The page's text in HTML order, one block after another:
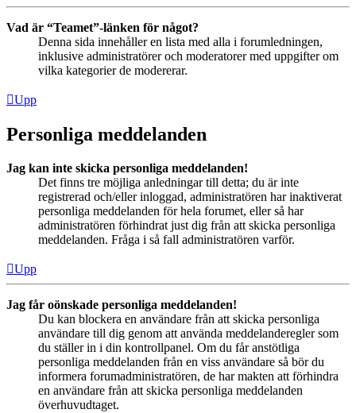
Vad är “Teamet”-länken för något?
Denna sida innehåller en lista med alla i forumledningen,
inklusive administratörer och moderatorer med uppgifter om
vilka kategorier de modererar.
Upp
Personliga meddelanden
Jag kan inte skicka personliga meddelanden!
Det finns tre möjliga anledningar till detta; du är inte
registrerad och/eller inloggad, administratören har inaktiverat
personliga meddelanden för hela forumet, eller så har
administratören förhindrat just dig från att skicka personliga
meddelanden. Fråga i så fall administratören varför.
Upp
Jag får oönskade personliga meddelanden!
Du kan blockera en användare från att skicka personliga
användare till dig genom att använda meddelanderegler som
du ställer in i din kontrollpanel. Om du får anstötliga
personliga meddelanden från en viss användare så bör du
informera forumadministratören, de har makten att förhindra
en användare från att skicka personliga meddelanden
överhuvudtaget.